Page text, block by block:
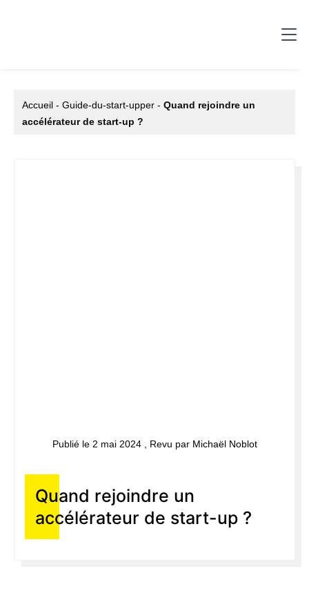
Accueil - Guide-du-start-upper - Quand rejoindre un
accélérateur de start-up ?
Publié le 2 mai 2024 , Revu par Michaël Noblot
Quand rejoindre un
accélérateur de start-up ?